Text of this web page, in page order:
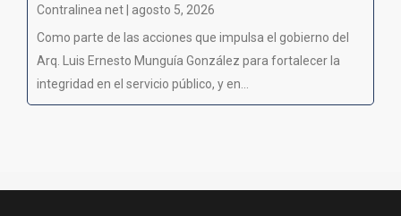
Contralinea net | agosto 5, 2026
Como parte de las acciones que impulsa el gobierno del
Arq. Luis Ernesto Munguía González para fortalecer la
integridad en el servicio público, y en...